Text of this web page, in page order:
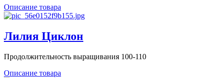
Описание товара
Лилия Циклон
Продолжительность выращивания 100-110
Описание товара